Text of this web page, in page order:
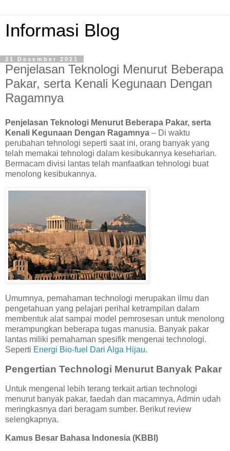
Informasi Blog
21 Desember 2021
Penjelasan Teknologi Menurut Beberapa
Pakar, serta Kenali Kegunaan Dengan
Ragamnya
Penjelasan Teknologi Menurut Beberapa Pakar, serta
Kenali Kegunaan Dengan Ragamnya – Di waktu
perubahan tehnologi seperti saat ini, orang banyak yang
telah memakai tehnologi dalam kesibukannya keseharian.
Bermacam divisi lantas telah manfaatkan tehnologi buat
menolong kesibukannya.
Umumnya, pemahaman technologi merupakan ilmu dan
pengetahuan yang pelajari perihal ketrampilan dalam
membentuk alat sampai model pemrosesan untuk menolong
merampungkan beberapa tugas manusia. Banyak pakar
lantas miliki pemahaman spesifik mengenai technologi.
Seperti Energi Bio-fuel Dari Alga Hijau.
Pengertian Technologi Menurut Banyak Pakar
Untuk mengenal lebih terang terkait artian technologi
menurut banyak pakar, faedah dan macamnya, Admin udah
meringkasnya dari beragam sumber. Berikut review
selengkapnya.
Kamus Besar Bahasa Indonesia (KBBI)